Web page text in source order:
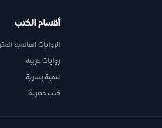
أقسام الكتب
الروايات العالمية
روايات عربية
تنمية بشرية
كتب حصرية